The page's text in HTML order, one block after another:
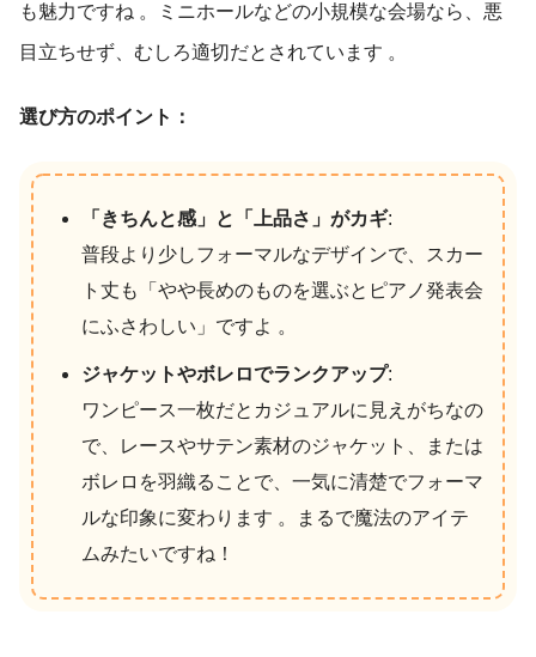
も魅力ですね 。ミニホールなどの小規模な会場なら、悪
目立ちせず、むしろ適切だとされています 。
選び方のポイント：
「きちんと感」と「上品さ」がカギ:
普段より少しフォーマルなデザインで、スカー
ト丈も「やや長めのものを選ぶとピアノ発表会
にふさわしい」ですよ 。
ジャケットやボレロでランクアップ:
ワンピース一枚だとカジュアルに見えがちなの
で、レースやサテン素材のジャケット、または
ボレロを羽織ることで、一気に清楚でフォーマ
ルな印象に変わります 。まるで魔法のアイテ
ムみたいですね！